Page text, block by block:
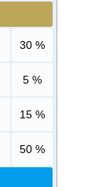
30 %
5 %
15 %
50 %